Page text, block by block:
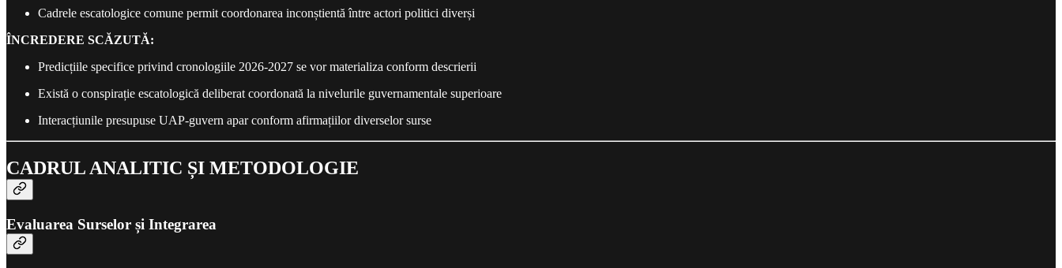
Cadrele escatologice comune permit coordonarea inconștientă între actori politici diverși
ÎNCREDERE SCĂZUTĂ:
Predicțiile specifice privind cronologiile 2026-2027 se vor materializa conform descrierii
Există o conspirație escatologică deliberat coordonată la nivelurile guvernamentale superioare
Interacțiunile presupuse UAP-guvern apar conform afirmațiilor diverselor surse
CADRUL ANALITIC ȘI METODOLOGIE
Evaluarea Surselor și Integrarea